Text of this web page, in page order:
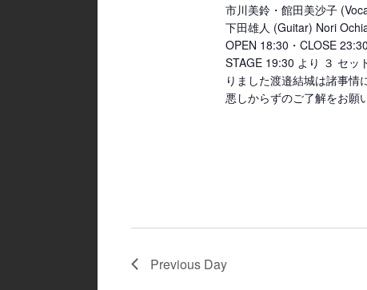
市川美鈴・館田美沙子
下田雄人 (Guitar) Nori
OPEN 18:30・CLOSE
STAGE 19:30 より ３ セ
りました渡邉結城は諸事
悪しからずのご了解をお願
Previous Day